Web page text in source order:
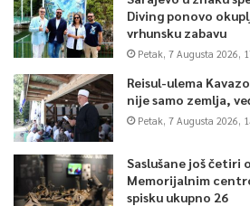
Hašimbegović traži hitno
provođenje nadzora nad radom
slučaja femicida i brutalnog ubistva
uzradu detaljne analize o primjeni
Article Rating
Diving ponovo
vrhunsku zabavu
Petak, 7 Augusta 2026,
Reisul-ulema
nije samo zemlja,
Petak, 7 Augusta 2026,
Saslušane još četiri
Memorijalnim
spisku ukupno 26